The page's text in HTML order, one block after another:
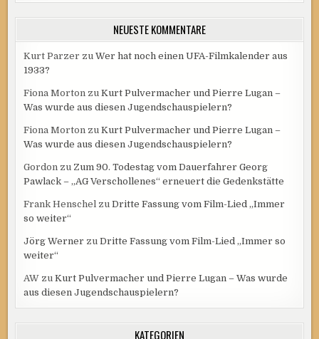
NEUESTE KOMMENTARE
Kurt Parzer zuWer hat noch einen UFA-Filmkalender aus
1933?
Fiona Morton zuKurt Pulvermacher und Pierre Lugan –
Was wurde aus diesen Jugendschauspielern?
Fiona Morton zuKurt Pulvermacher und Pierre Lugan –
Was wurde aus diesen Jugendschauspielern?
Gordon zu Zum 90. Todestag vom Dauerfahrer Georg
Pawlack – „AG Verschollenes“ erneuert die Gedenkstätte
Frank Henschel zuDritte Fassung vom Film-Lied „Immer
so weiter“
Jörg Werner zuDritte Fassung vom Film-Lied „Immer so
weiter“
AW zuKurt Pulvermacher und Pierre Lugan – Was wurde
aus diesen Jugendschauspielern?
KATEGORIEN